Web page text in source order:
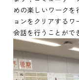
めの楽しいワーク
ョンをクリアするワ
会話を行うことがで